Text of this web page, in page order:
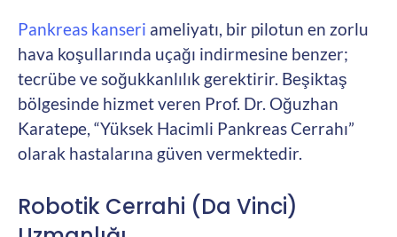
Pankreas kanseri ameliyatı, bir pilotun en zorlu
hava koşullarında uçağı indirmesine benzer;
tecrübe ve soğukkanlılık gerektirir. Beşiktaş
bölgesinde hizmet veren Prof. Dr. Oğuzhan
Karatepe, “Yüksek Hacimli Pankreas Cerrahı”
olarak hastalarına güven vermektedir.
Robotik Cerrahi (Da Vinci)